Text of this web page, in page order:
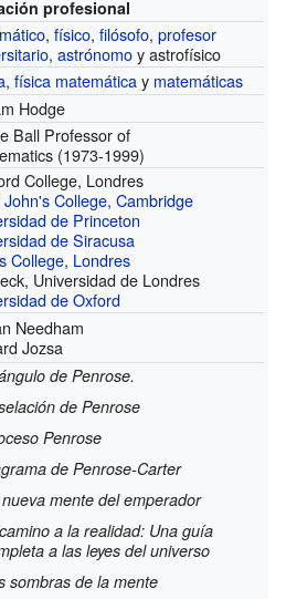
profesional
,físico,filósofo,profesor
,astrónomoy astrofísico
,física matemáticay matemáticas
Hodge
Ball Professor of
(1973-1999)
College, Londres
College, Cambridge
de Princeton
de Siracusa
College, Londres
Universidad de Londres
de Oxford
Needham
Jozsa
de Penrose.
de Penrose
Penrose
de Penrose-Carter
mente del emperador
a la realidad: Una guía
a las leyes del universo
sombras de la mente